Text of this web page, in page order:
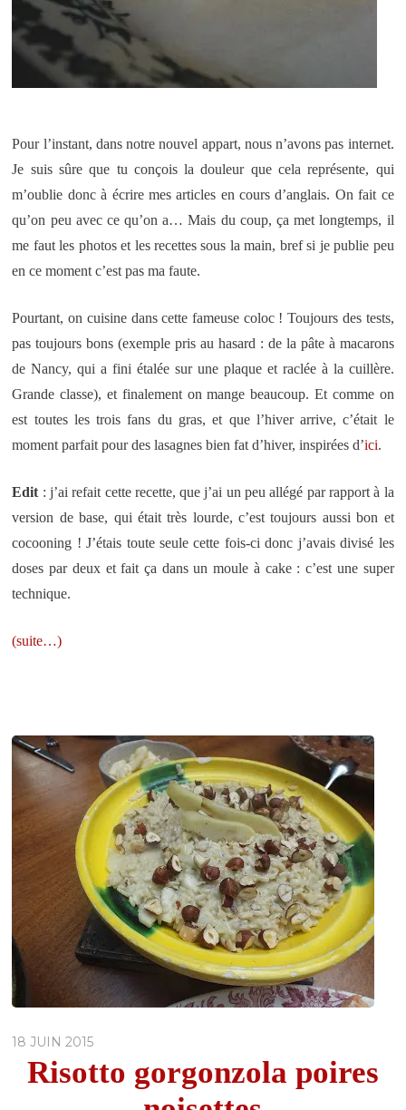
Pour l’instant, dans notre nouvel appart, nous n’avons pas internet.
Je suis sûre que tu conçois la douleur que cela représente, qui
m’oublie donc à écrire mes articles en cours d’anglais. On fait ce
qu’on peu avec ce qu’on a… Mais du coup, ça met longtemps, il
me faut les photos et les recettes sous la main, bref si je publie peu
en ce moment c’est pas ma faute.
Pourtant, on cuisine dans cette fameuse coloc ! Toujours des tests,
pas toujours bons (exemple pris au hasard : de la pâte à macarons
de Nancy, qui a fini étalée sur une plaque et raclée à la cuillère.
Grande classe), et finalement on mange beaucoup. Et comme on
est toutes les trois fans du gras, et que l’hiver arrive, c’était le
moment parfait pour des lasagnes bien fat d’hiver, inspirées d’ici.
Edit : j’ai refait cette recette, que j’ai un peu allégé par rapport à la
version de base, qui était très lourde, c’est toujours aussi bon et
cocooning ! J’étais toute seule cette fois-ci donc j’avais divisé les
doses par deux et fait ça dans un moule à cake : c’est une super
technique.
(suite…)
18 JUIN 2015
Risotto gorgonzola poires